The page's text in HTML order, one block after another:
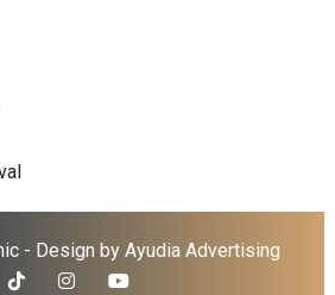
- Design byAyudia Advertising